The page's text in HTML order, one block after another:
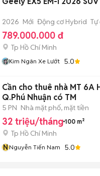
2026 Mới Động cơ Hybrid Tự
789.000.000 đ
Tp Hồ Chí Minh
Kim Ngân Xe Lướt 5.0
Cần cho thuê nhà MT 6A
Q.Phú Nhuận có TM
5 PN Nhà mặt phố, mặt tiền
32 triệu/tháng 100 m²
Tp Hồ Chí Minh
NNguyễn Tiến Nam 5.0